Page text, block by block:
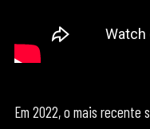
Em 2022, o mais recente